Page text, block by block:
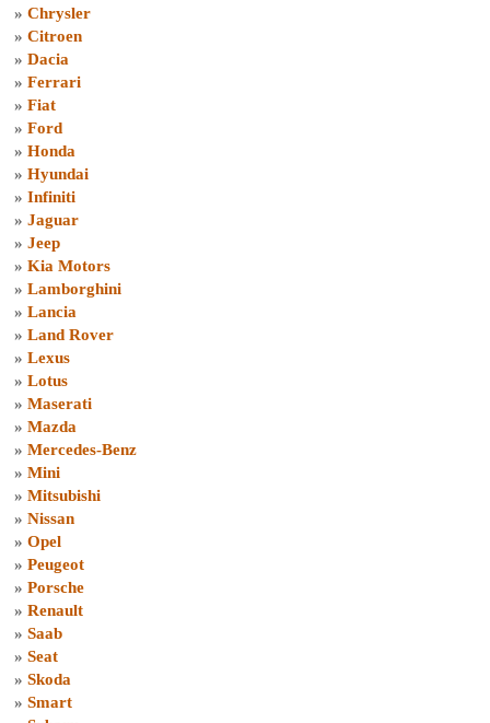
» Chrysler
» Citroen
» Dacia
» Ferrari
» Fiat
» Ford
» Honda
» Hyundai
» Infiniti
» Jaguar
» Jeep
» Kia Motors
» Lamborghini
» Lancia
» Land Rover
» Lexus
» Lotus
» Maserati
» Mazda
» Mercedes-Benz
» Mini
» Mitsubishi
» Nissan
» Opel
» Peugeot
» Porsche
» Renault
» Saab
» Seat
» Skoda
» Smart